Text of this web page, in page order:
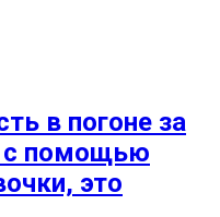
в погоне за
с помощью
это